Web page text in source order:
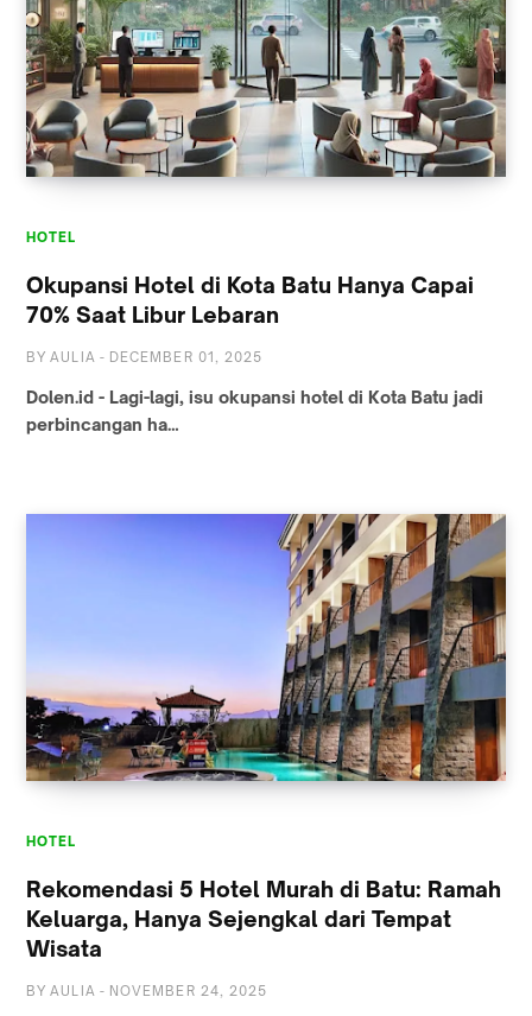
HOTEL
Okupansi Hotel di Kota Batu Hanya Capai
70% Saat Libur Lebaran
BY AULIA - DECEMBER 01, 2025
Dolen.id - Lagi-lagi, isu okupansi hotel di Kota Batu jadi
perbincangan ha…
HOTEL
Rekomendasi 5 Hotel Murah di Batu: Ramah
Keluarga, Hanya Sejengkal dari Tempat
Wisata
BY AULIA - NOVEMBER 24, 2025